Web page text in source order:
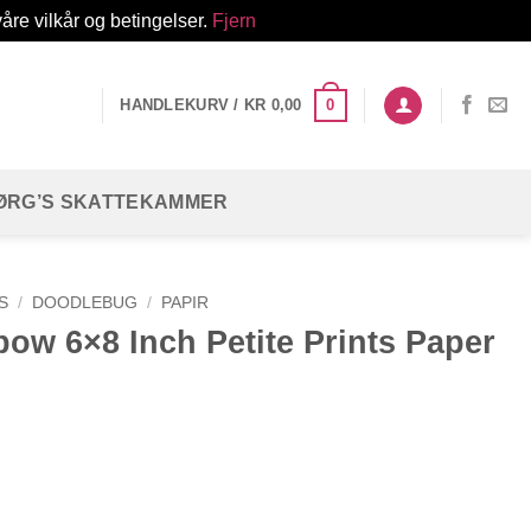
vilkår og betingelser. Fjern
HANDLEKURV / KR 0,00 0
SKATTEKAMMER
/ DOODLEBUG / PAPIR
6×8 Inch Petite Prints Paper